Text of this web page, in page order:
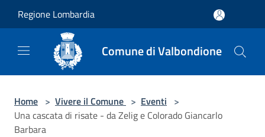
Regione Lombardia
Comune di Valbondione
Home > Vivere il Comune > Eventi >
Una cascata di risate - da Zelig e Colorado Giancarlo
Barbara